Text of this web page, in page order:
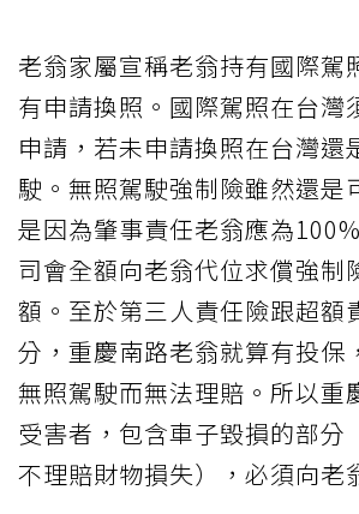
老翁家屬宣稱老翁持有國際駕
有申請換照。國際駕照在台灣
申請，若未申請換照在台灣還
駛。無照駕駛強制險雖然還是
是因為肇事責任老翁應為
司會全額向老翁代位求償強制
額。至於第三人責任險跟超額
分，重慶南路老翁就算有投保
無照駕駛而無法理賠。所以重
受害者，包含車子毀損的部分
不理賠財物損失），必須向老